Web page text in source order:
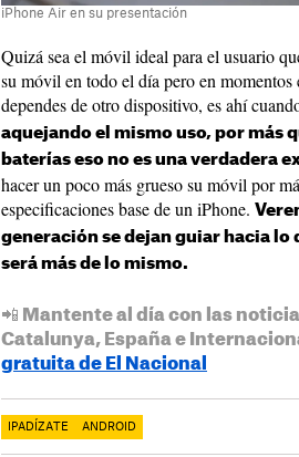
iPhone Air en su presentación
Quizá sea el móvil ideal para el usuario
su móvil en todo el día pero en momentos
dependes de otro dispositivo, es ahí
aquejando el mismo uso, por más
baterías eso no es una verdadera
hacer un poco más grueso su móvil por
especificaciones base de un iPhone.
generación se dejan guiar hacia lo
será más de lo mismo.
📲 Mantente al día con las
Catalunya, España e
gratuita de El Nacional
IPADÍZATE ANDROID